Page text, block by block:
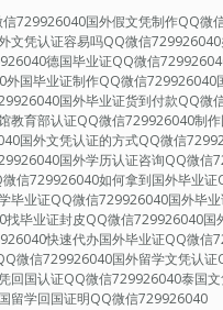
729926040国外假文凭制作QQ微
文凭认证容易吗QQ微信729926040
德国毕业证QQ微信
国毕业证制作QQ微信729926040
国外毕业证货到付款QQ微
教育部认证QQ微信729926040制作
国外文凭认证的方式QQ微信
国外学历认证咨询QQ微信
信729926040如何拿到国外毕业证
毕业证QQ微信729926040国外毕
毕业证封皮QQ微信729926040国
快速代办国外毕业证QQ微信
微信729926040国外留学文凭认证
回国认证QQ微信729926040泰国
留学回国证明QQ微信729926040